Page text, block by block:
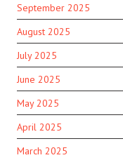
September 2025
August 2025
July 2025
June 2025
May 2025
April 2025
March 2025